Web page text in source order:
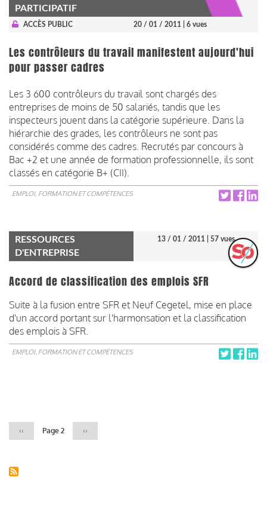
PARTICIPATIF
ACCÈS PUBLIC 20 / 01 / 2011 | 6 vues
Les contrôleurs du travail manifestent aujourd'hui
pour passer cadres
Les 3 600 contrôleurs du travail sont chargés des
entreprises de moins de 50 salariés, tandis que les
inspecteurs jouent dans la catégorie supérieure. Dans la
hiérarchie des grades, les contrôleurs ne sont pas
considérés comme des cadres. Recrutés par concours à
Bac +2 et une année de formation professionnelle, ils sont
classés en catégorie B+ (CII).
EMPLOI, FORMATION ET COMPÉTENCES
RESSOURCES
D'ENTREPRISE
13 / 01 / 2011 | 57 vues
Accord de classification des emplois SFR
Suite à la fusion entre SFR et Neuf Cegetel, mise en place
d'un accord portant sur l'harmonsation et la classification
des emplois à SFR.
EMPLOI, FORMATION ET COMPÉTENCES
Page
précédente
‹‹ Page 2
Page
››